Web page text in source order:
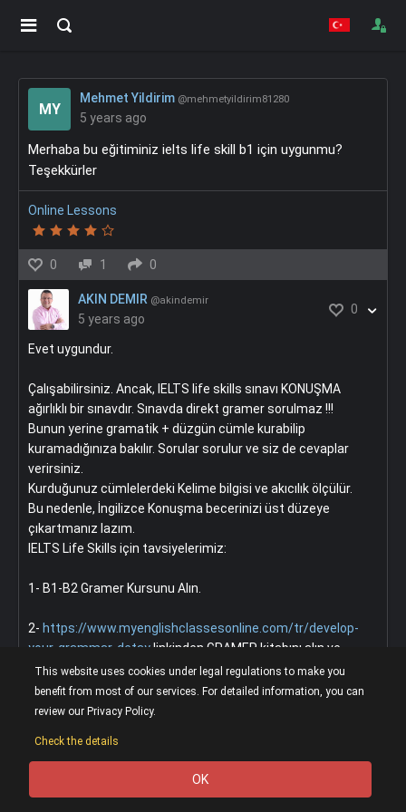
MY
Mehmet Yildirim @mehmetyildirim81280
5 years ago
Merhaba bu eğitiminiz ielts life skill b1 için uygunmu?
Teşekkürler
Online Lessons
0 1 0
AKIN DEMIR @akindemir
5 years ago
0
Evet uygundur.
Çalışabilirsiniz. Ancak, IELTS life skills sınavı KONUŞMA
ağırlıklı bir sınavdır. Sınavda direkt gramer sorulmaz !!!
Bunun yerine gramatik + düzgün cümle kurabilip
kuramadığınıza bakılır. Sorular sorulur ve siz de cevaplar
verirsiniz.
Kurduğunuz cümlelerdeki Kelime bilgisi ve akıcılık ölçülür.
Bu nedenle, İngilizce Konuşma becerinizi üst düzeye
çıkartmanız lazım.
IELTS Life Skills için tavsiyelerimiz:
1- B1-B2 Gramer Kursunu Alın.
2- https://www.myenglishclassesonline.com/tr/develop-
your-grammar-detaylinkinden GRAMER kitabını alın ve
videolar ile paralel bitirin.
3-
english-reading-b1...
linkinden OKUMA kitabını alın ve BOL okuma yapın.
This website uses cookies under legal regulations to make you
benefit from most of our services. For detailed information, you can
review our Privacy Policy.
Check the details
OK